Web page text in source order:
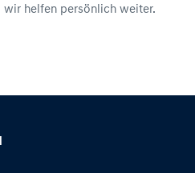
helfen persönlich weiter.